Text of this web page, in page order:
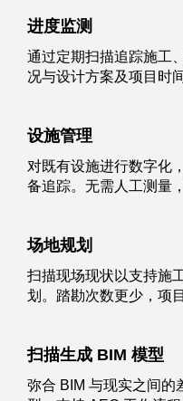
进度监测
通过定期扫描追踪施
况与设计方案及项目时
设施管理
对既有设施进行数字化
备追踪。无需人工测量
场地规划
扫描现场现状以支持施
划。踏勘次数更少，项
扫描生成 BIM 模型
弥合 BIM 与现实之间的